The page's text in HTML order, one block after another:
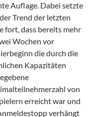
Auflage. Dabei setzte
Trend der letzten
fort, dass bereits mehr
Wochen vor
die durch die
Kapazitäten
von
erreicht war und
verhängt